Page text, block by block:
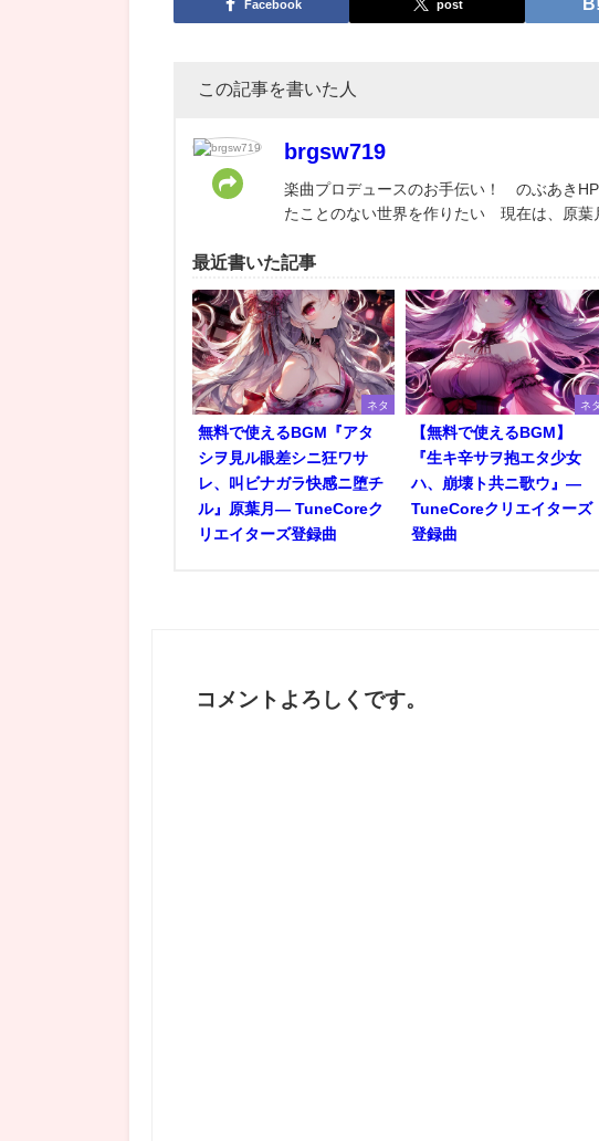
Facebook post
この記事を書いた人
brgsw719
楽曲プロデュースのお手伝い！ のぶあき
たことのない世界を作りたい 現在は、原
最近書いた記事
ネタ
無料で使えるBGM『アタ
シヲ見ル眼差シニ狂ワサ
レ、叫ビナガラ快感ニ堕チ
ル』原葉月― TuneCoreク
リエイターズ登録曲
ネタ
【無料で使えるBGM】
『生キ辛サヲ抱エタ少女
ハ、崩壊ト共ニ歌ウ』―
TuneCoreクリエイターズ
登録曲
コメントよろしくです。